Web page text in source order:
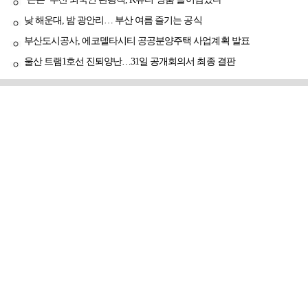
낮 해운대, 밤 광안리… 부산 여름 즐기는 공식
부산도시공사, 에코델타시티 공공분양주택 사업계획 발표
울산 트램1호선 진퇴양난…31일 공개회의서 최종 결판